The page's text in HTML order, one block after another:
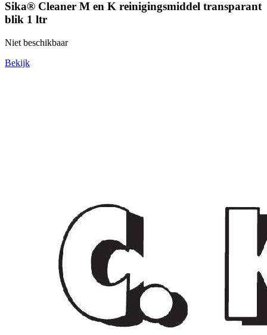
Sika® Cleaner M en K reinigingsmiddel transparant
blik 1 ltr
Niet beschikbaar
Bekijk